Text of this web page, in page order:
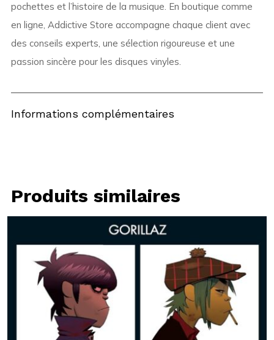
pochettes et l’histoire de la musique. En boutique comme
en ligne, Addictive Store accompagne chaque client avec
des conseils experts, une sélection rigoureuse et une
passion sincère pour les disques vinyles.
Informations complémentaires
Produits similaires